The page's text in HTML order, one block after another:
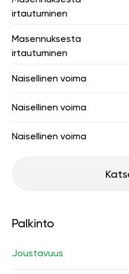
irtautuminen
Masennuksesta
irtautuminen
Naisellinen voima
Naisellinen voima
Naisellinen voima
Palkinto
Joustavuus